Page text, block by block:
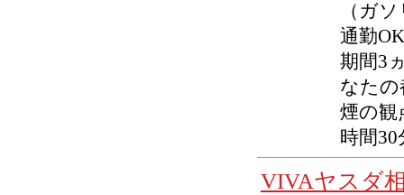
（ガ
通勤
期間3
なたの
煙の観
時間30
VIVAヤスダ